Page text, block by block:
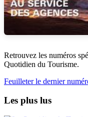
Retrouvez les numéros
Quotidien du Tourisme.
Feuilleter le dernier
Les plus lus